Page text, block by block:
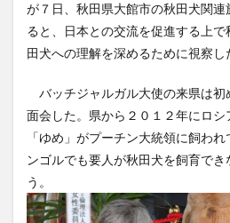
が７日、秋田県大館市の秋田犬関連
ると、日本との交流を促進する上
田犬への理解を深めるために視察し
バッチジャルガル大使の来県は初
面会した。県から２０１２年にロ
「ゆめ」がプーチン大統領に飼わ
ンゴルでも要人が秋田犬を飼育で
う。